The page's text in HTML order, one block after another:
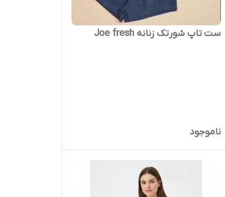
ست تاپ شورتک زنانه Joe fresh
ناموجود